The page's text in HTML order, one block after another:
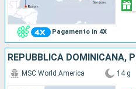
Pagamento in 4X
MSC World America 14 g